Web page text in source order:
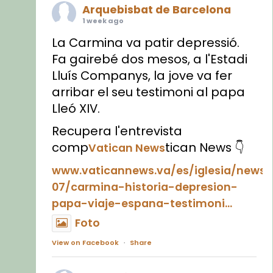
Arquebisbat de Barcelona
1 week ago
La Carmina va patir depressió.
Fa gairebé dos mesos, a l'Estadi
Lluís Companys, la jove va fer
arribar el seu testimoni al papa
Lleó XIV.
Recupera l'entrevista
compVatican Newstican News 👇
www.vaticannews.va/es/iglesia/news/
07/carmina-historia-depresion-
papa-viaje-espana-testimoni...
Foto
View on Facebook · Share